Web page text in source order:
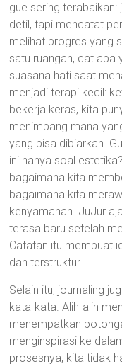
gue sering terabaikan:
detil, tapi mencatat
melihat progres yang
satu ruangan, cat apa
suasana hati saat
menjadi terapi kecil:
bekerja keras, kita
menimbang mana
yang bisa dibiarkan.
ini hanya soal
bagaimana kita
bagaimana kita
kenyamanan. JuJur
terasa baru setelah
Catatan itu membuat
dan terstruktur.
Selain itu, journaling
kata-kata. Alih-alih
menempatkan
menginspirasi ke
prosesnya, kita tidak